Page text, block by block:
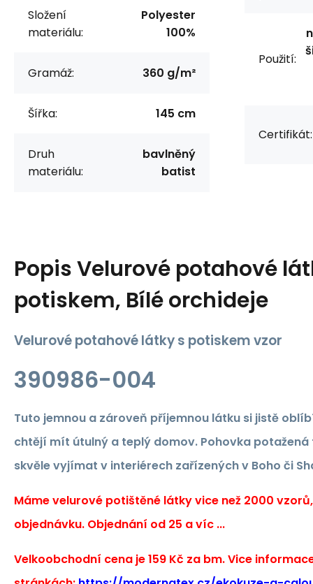
Složení
materiálu:
Polyester
100%
Gramáž: 360 g/m²
Šířka: 145 cm
Druh
materiálu:
bavlněný
batist
Použití:
Certifikát:
PopisVelurové potahové
potiskem, Bílé orchideje
Velurové potahové látky s potiskem vzor
390986-004
Tuto jemnou a zároveň příjemnou látku si jistě
chtějí mít útulný a teplý domov. Pohovka
skvěle vyjímat v interiérech zařízených v Boho či
Máme velurové potištěné látky vice než 2000
objednávku. Objednání od 25 a víc ...
Velkoobchodní cena je 159 Kč za bm. Vice